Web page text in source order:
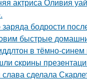
бодрости
быстрые
в тёмно-
cкрины
сделала